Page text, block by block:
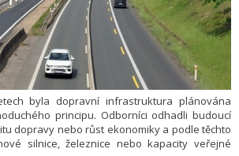
byla dopravní infrastruktura plánována
principu. Odborníci odhadli budoucí
dopravy nebo růst ekonomiky a podle těchto
silnice, železnice nebo kapacity veřejné